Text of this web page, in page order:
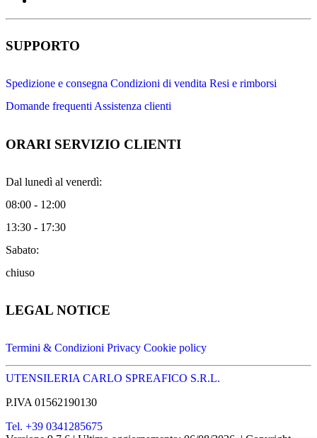
SUPPORTO
Spedizione e consegna Condizioni di vendita Resi e rimborsi
Domande frequenti Assistenza clienti
ORARI SERVIZIO CLIENTI
Dal lunedì al venerdì:
08:00 - 12:00
13:30 - 17:30
Sabato:
chiuso
LEGAL NOTICE
Termini & Condizioni Privacy Cookie policy
UTENSILERIA CARLO SPREAFICO S.R.L.
P.IVA 01562190130
Tel. +39 0341285675